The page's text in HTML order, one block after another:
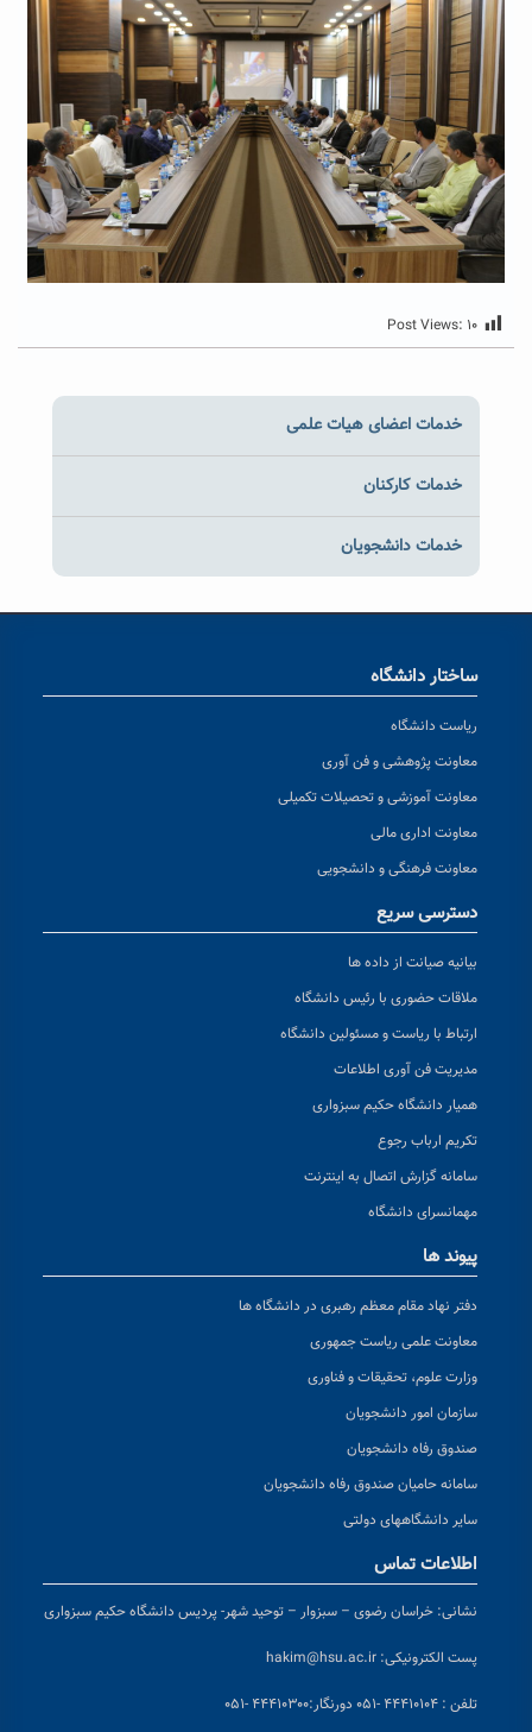
Post Views: ۱۰
خدمات اعضای هیات علمی
خدمات کارکنان
خدمات دانشجویان
ساختار دانشگاه
ریاست دانشگاه
معاونت پژوهشی و فن آوری
معاونت آموزشی و تحصیلات تکمیلی
معاونت اداری مالی
معاونت فرهنگی و دانشجویی
دسترسی سریع
بیانیه صیانت از داده ها
ملاقات حضوری با رئیس دانشگاه
ارتباط با ریاست و مسئولین دانشگاه
مدیریت فن آوری اطلاعات
همیار دانشگاه حکیم سبزواری
تکریم ارباب رجوع
سامانه گزارش اتصال به اینترنت
مهمانسرای دانشگاه
پیوند ها
دفتر نهاد مقام معظم رهبری در دانشگاه ها
معاونت علمی ریاست جمهوری
وزارت علوم، تحقیقات و فناوری
سازمان امور دانشجویان
صندوق رفاه دانشجویان
سامانه حامیان صندوق رفاه دانشجویان
سایر دانشگاههای دولتی
اطلاعات تماس
نشانی: خراسان رضوی – سبزوار – توحید شهر- پردیس دانشگاه حکیم سبزواری
پست الکترونیکی: hakim@hsu.ac.ir
تلفن : ۴۴۴۱۰۱۰۴ -۰۵۱ دورنگار:۴۴۴۱۰۳۰۰ -۰۵۱